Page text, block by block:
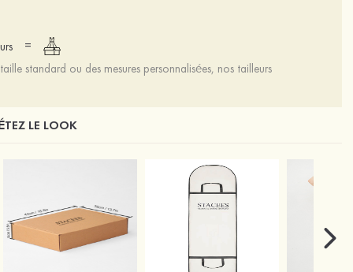
=
standard ou des mesures personnalisées, nos tailleurs
LE LOOK